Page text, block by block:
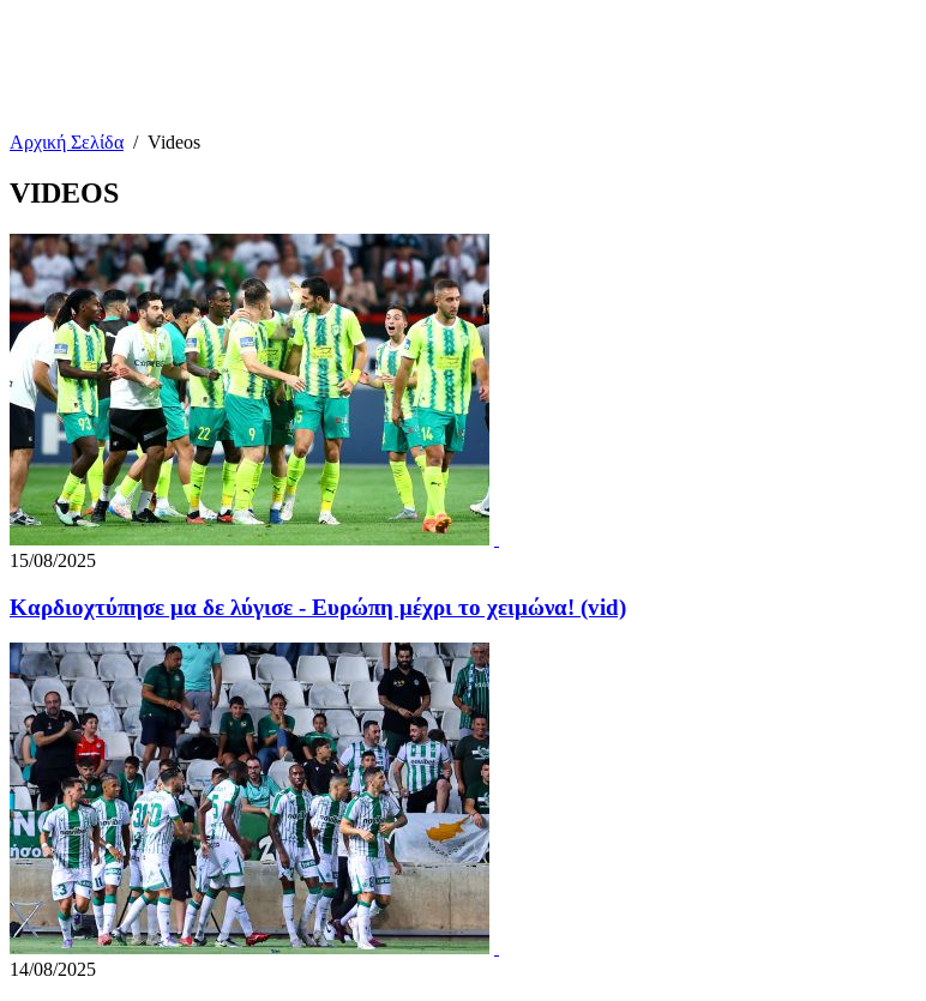
Αρχική Σελίδα / Videos
VIDEOS
15/08/2025
Καρδιοχτύπησε μα δε λύγισε - Ευρώπη μέχρι το χειμώνα! (vid)
14/08/2025